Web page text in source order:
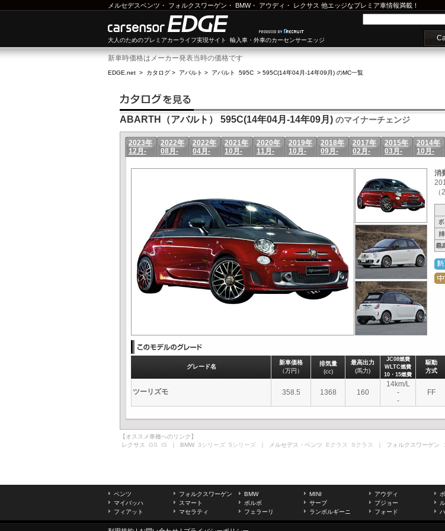
メルセデスベンツ ・ フォルクスワーゲン ・ BMW・ アウディ ・ レクサス 他エッジなプレミア車情報満載！
大人のためのプレミアカーライフ実現サイト 輸入車・外車のカーセンサーエッジ
新車時価格はメーカー発表当時の価格です
EDGE.net > カタログ > アバルト > アバルト 595C > 595C(14年04月-14年09月) のMC一覧
ABARTH（アバルト） 595C(14年04月-14年09月) のマイナーチェンジ
2023年
12月-
2022年
08月-
2022年
04月-
2021年
10月-
2020年
11月-
2019年
10月-
2018年
09月-
2017年
02月-
2015年
03月-
2014年
10月-
消
グレード名
新車価格
（万円）
排気量
(cc)
最高出力
(馬力)
JC08燃費
WLTC燃費
10・15燃費
駆動
方式
ツーリズモ 358.5 1368 160
14km/L
-
-
FF
【オススメ車種へのリンク】
レクサス GS IS ｜ BMW 3シリーズ 5シリーズ ｜ メルセデス・ベンツ Eクラス Sクラス ｜ フォルクスワーゲン
ベンツ フォルクスワーゲン BMW MINI アウディ
マイバッハ
スマート ボルボ サーブ プジョー
フィアット
マセラティ フェラーリ ランボルギーニ フォード